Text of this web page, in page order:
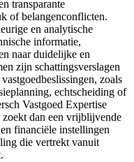
transparante
of belangenconflicten.
en analytische
informatie,
naar duidelijke en
zijn schattingsverslagen
zoals
echtscheiding of
Vastgoed Expertise
dan een vrijblijvende
financiële instellingen
die vertrekt vanuit